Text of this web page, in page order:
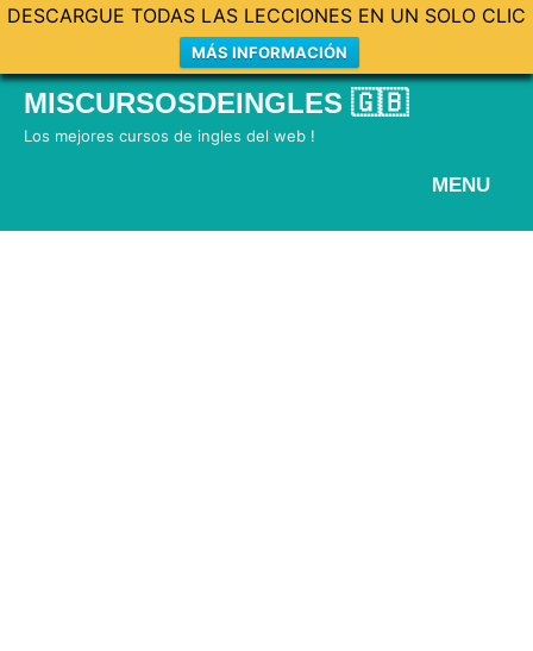
DESCARGUE TODAS LAS LECCIONES EN UN SOLO CLIC
MÁS INFORMACIÓN
SkipMISCURSOSDEINGLES 🇬🇧
Los mejores cursos de ingles del web !
MENU